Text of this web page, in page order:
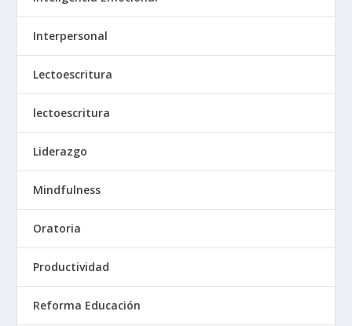
Interpersonal
Lectoescritura
lectoescritura
Liderazgo
Mindfulness
Oratoria
Productividad
Reforma Educación